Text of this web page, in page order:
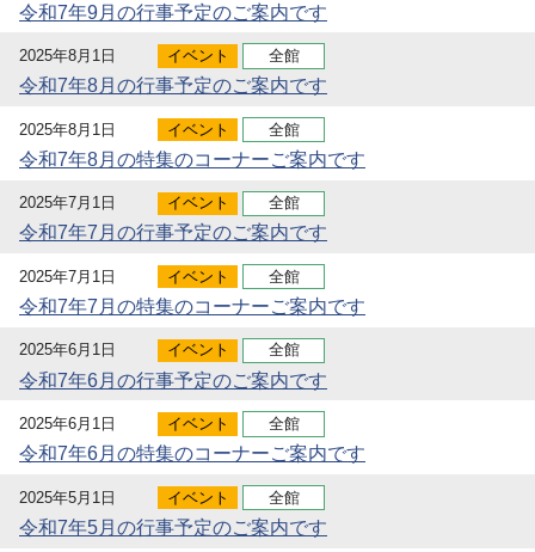
令和7年9月の行事予定のご案内です
2025年8月1日 イベント 全館
令和7年8月の行事予定のご案内です
2025年8月1日 イベント 全館
令和7年8月の特集のコーナーご案内です
2025年7月1日 イベント 全館
令和7年7月の行事予定のご案内です
2025年7月1日 イベント 全館
令和7年7月の特集のコーナーご案内です
2025年6月1日 イベント 全館
令和7年6月の行事予定のご案内です
2025年6月1日 イベント 全館
令和7年6月の特集のコーナーご案内です
2025年5月1日 イベント 全館
令和7年5月の行事予定のご案内です